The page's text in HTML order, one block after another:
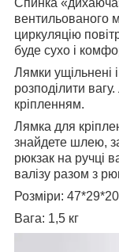
Спинка
вентильованого
циркуляцію
буде сухо і
Лямки ущільнені
розподілити
кріпленням.
Лямка для
знайдете шлею,
рюкзак на ручці
валізу разом з
Розміри:
Вага: 1,5 кг